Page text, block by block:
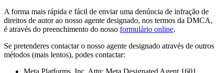
A forma mais rápida e fácil de enviar uma denúncia de infração de
direitos de autor ao nosso agente designado, nos termos da DMCA,
é através do preenchimento do nosso formulário online.
Se pretenderes contactar o nosso agente designado através de outros
métodos (mais lentos), podes contactar: